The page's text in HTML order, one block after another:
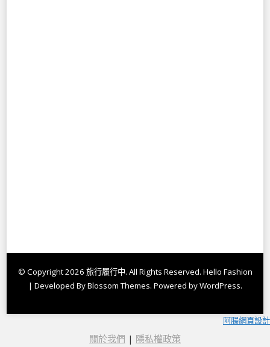
© Copyright 2026 旅行履行中. All Rights Reserved. Hello Fashion
| Developed ByBlossom Themes. Powered byWordPress.
阿腸網頁設計
關於我們 | 隱私權政策